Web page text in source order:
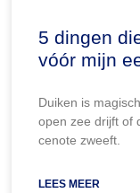
5 dingen
vóór mijn
Duiken is
open zee drijft of
cenote zweeft.
LEES MEER